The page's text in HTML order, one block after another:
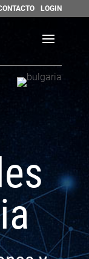
LOGIN